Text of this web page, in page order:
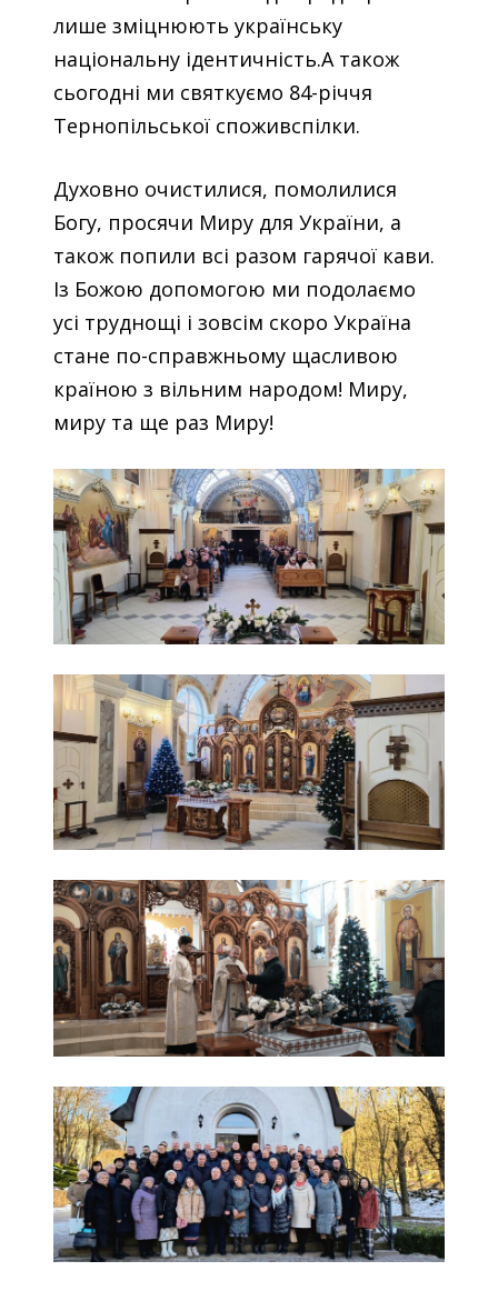
лише зміцнюють українську
національну ідентичність.А також
сьогодні ми святкуємо 84-річчя
Тернопільської споживспілки.
Духовно очистилися, помолилися
Богу, просячи Миру для України, а
також попили всі разом гарячої кави.
Із Божою допомогою ми подолаємо
усі труднощі і зовсім скоро Україна
стане по-справжньому щасливою
країною з вільним народом! Миру,
миру та ще раз Миру!